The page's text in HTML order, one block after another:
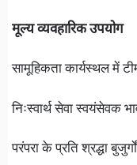
मूल्य व्यवहारिक उपयोग
सामूहिकता कार्यस्थल में
निःस्वार्थ सेवा स्वयंसेवक
परंपरा के प्रति श्रद्धा